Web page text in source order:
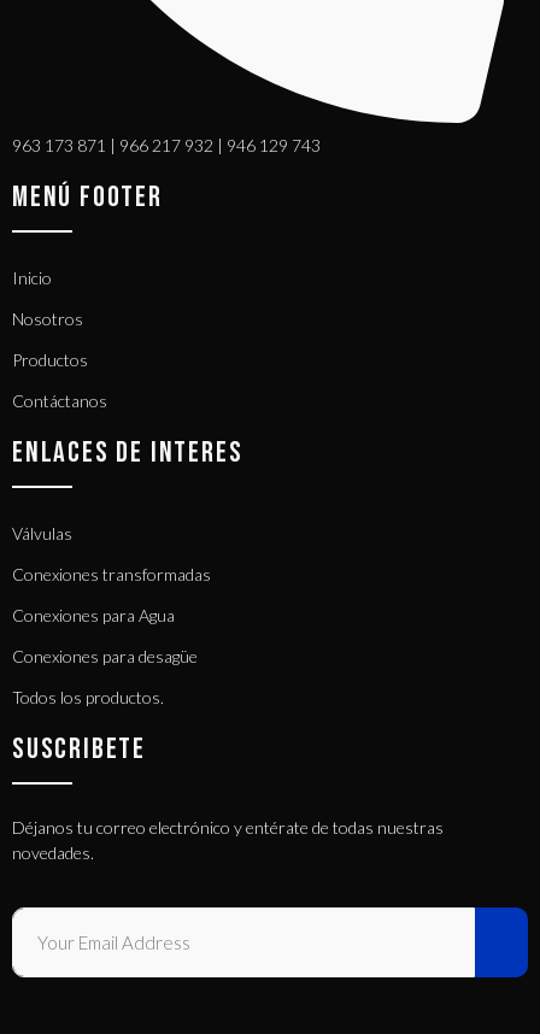
963 173 871 | 966 217 932 | 946 129 743
MENÚ FOOTER
Inicio
Nosotros
Productos
Contáctanos
ENLACES DE INTERES
Válvulas
Conexiones transformadas
Conexiones para Agua
Conexiones para desagüe
Todos los productos.
SUSCRIBETE
Déjanos tu correo electrónico y entérate de todas nuestras
novedades.